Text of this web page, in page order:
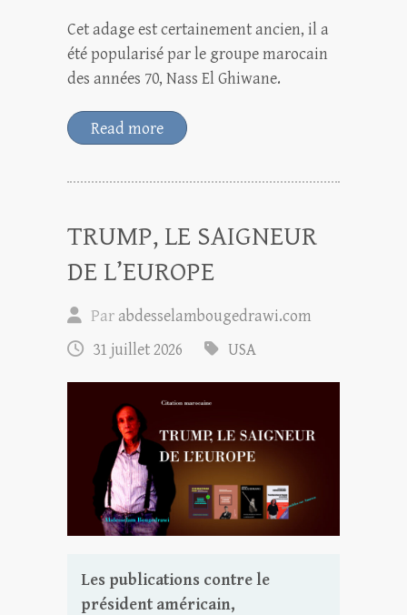
Cet adage est certainement ancien, il a
été popularisé par le groupe marocain
des années 70, Nass El Ghiwane.
Read more
TRUMP, LE SAIGNEUR
DE L’EUROPE
Par abdesselambougedrawi.com
31 juillet 2026
USA
Les publications contre le
président américain,